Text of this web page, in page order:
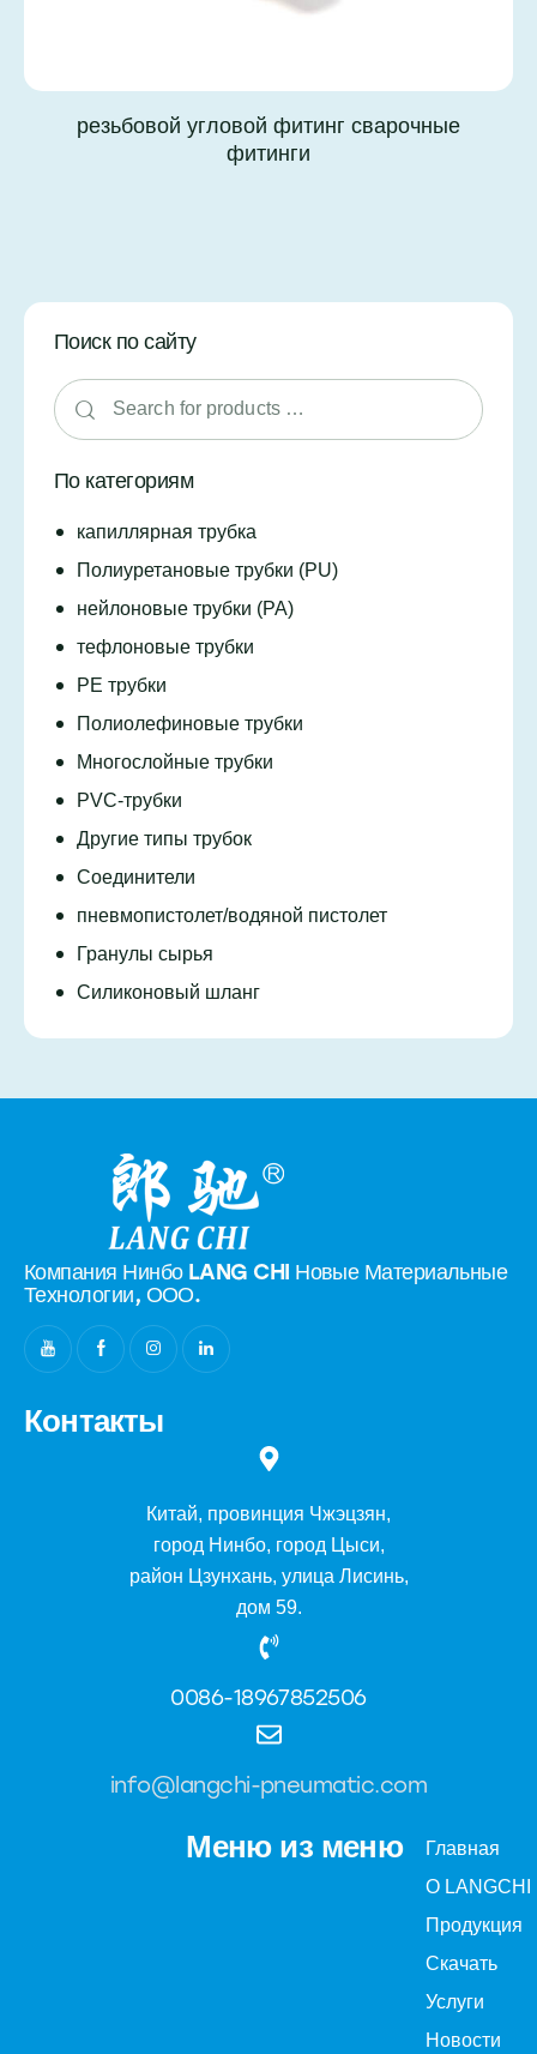
резьбовой угловой фитинг сварочные
фитинги
Поиск по сайту
По категориям
капиллярная трубка
Полиуретановые трубки (PU)
нейлоновые трубки (PA)
тефлоновые трубки
PE трубки
Полиолефиновые трубки
Многослойные трубки
PVC-трубки
Другие типы трубок
Соединители
пневмопистолет/водяной пистолет
Гранулы сырья
Силиконовый шланг
Компания Нинбо LANG CHI Новые Материальные
Технологии, ООО.
Контакты
Китай, провинция Чжэцзян,
город Нинбо, город Цыси,
район Цзунхань, улица Лисинь,
дом 59.
0086-18967852506
info@langchi-pneumatic.com
Меню из меню
Главная
О LANGCHI
Продукция
Скачать
Услуги
Новости